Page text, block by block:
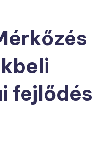
fejlődés